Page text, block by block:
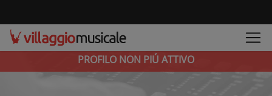
PROFILO NON PIÚ ATTIVO